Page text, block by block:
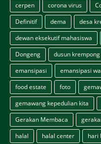
cerpen
corona virus
Definitif
dema
desa
dewan eksekutif mahasiswa
Dongeng
dusun krempong
emansipasi
emansipasi
food estate
foto
gemawang kepedulian kita
Gerakan Membaca
halal
halal center hari